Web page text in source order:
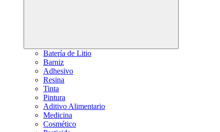
Batería de Litio
Barniz
Adhesivo
Resina
Tinta
Pintura
Aditivo Alimentario
Medicina
Cosmético